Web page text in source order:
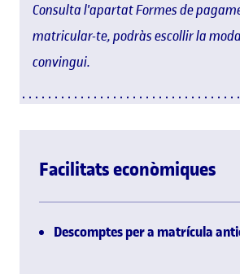
Consulta l'apartat Formes de
matricular-te, podràs escollir la
convingui.
Facilitats econòmiques
Descomptes per a matrícula